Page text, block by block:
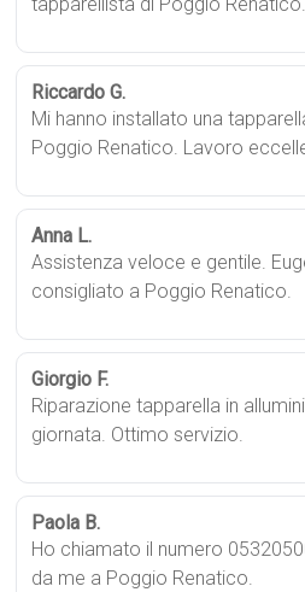
Riccardo G.
Mi hanno installato una
Poggio Renatico. Lavoro
Anna L.
Assistenza veloce e gentile.
consigliato a Poggio Renatico.
Giorgio F.
Riparazione tapparella in
giornata. Ottimo servizio.
Paola B.
Ho chiamato il numero
da me a Poggio Renatico.